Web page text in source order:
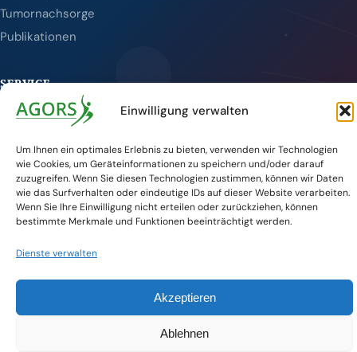
Einwilligung verwalten
Um Ihnen ein optimales Erlebnis zu bieten, verwenden wir Technologien
wie Cookies, um Geräteinformationen zu speichern und/oder darauf
zuzugreifen. Wenn Sie diesen Technologien zustimmen, können wir Daten
wie das Surfverhalten oder eindeutige IDs auf dieser Website verarbeiten.
Wenn Sie Ihre Einwilligung nicht erteilen oder zurückziehen, können
bestimmte Merkmale und Funktionen beeinträchtigt werden.
Dienste verwalten
Akzeptieren
Ablehnen
Tumornachsorge
Publikationen
SERVICE
Veranstaltungen
Aktuelles
Kontakt
DKG-Website
Newsletter
Impressum